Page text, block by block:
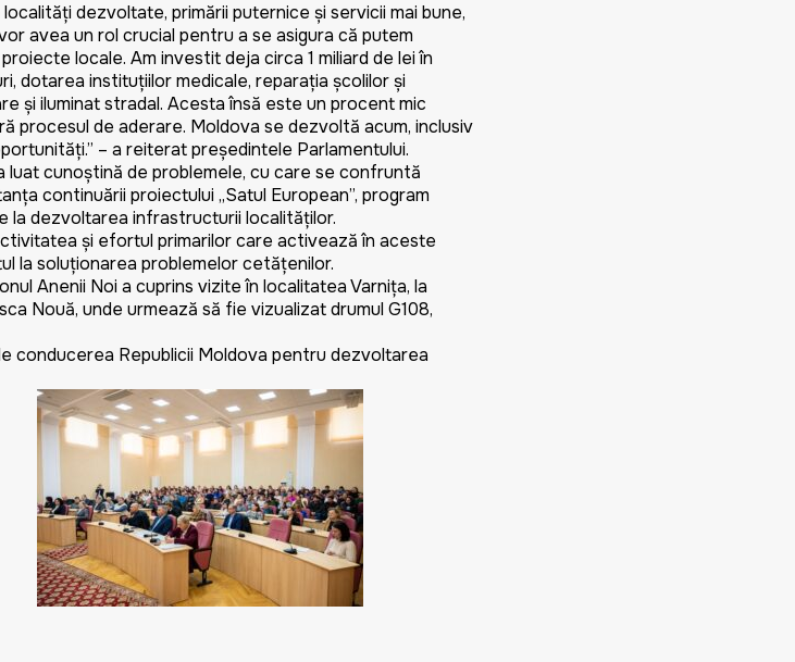
dezvoltate, primării puternice și servicii mai bune,
avea un rol crucial pentru a se asigura că putem
locale. Am investit deja circa 1 miliard de lei în
dotarea instituțiilor medicale, reparația școlilor și
și iluminat stradal. Acesta însă este un procent mic
procesul de aderare. Moldova se dezvoltă acum, inclusiv
– a reiterat președintele Parlamentului.
cunoștință de problemele, cu care se confruntă
continuării proiectului „Satul European”, program
dezvoltarea infrastructurii localităților.
și efortul primarilor care activează în aceste
la soluționarea problemelor cetățenilor.
Anenii Noi a cuprins vizite în localitatea Varnița, la
Nouă, unde urmează să fie vizualizat drumul G108,
conducerea Republicii Moldova pentru dezvoltarea